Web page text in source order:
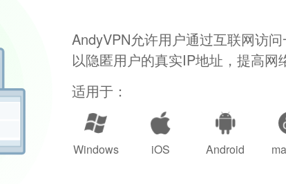
AndyVPN允许用户通过互联网访
以隐匿用户的真实IP地址，提高网
适用于：
Windows iOS Android